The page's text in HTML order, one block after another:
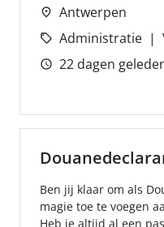
Antwerpen
Administratie
22 dagen
Ben jij klaar om als
magie toe te voegen
Heb je altijd al een